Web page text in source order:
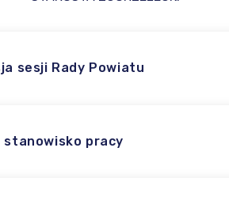
sesji Rady Powiatu
stanowisko pracy